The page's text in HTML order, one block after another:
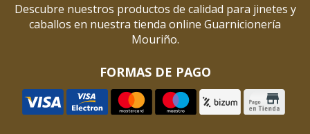
Descubre nuestros productos de calidad para jinetes y
caballos en nuestra tienda online Guarnicionería
Mouriño.
FORMAS DE PAGO